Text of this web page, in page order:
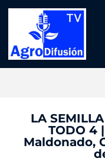
LA
TODO 4
Maldonado,